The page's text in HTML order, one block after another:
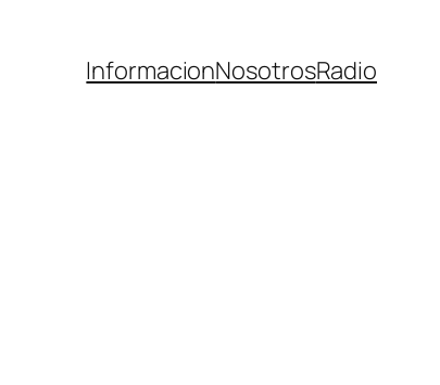
InformacionNosotrosRadio